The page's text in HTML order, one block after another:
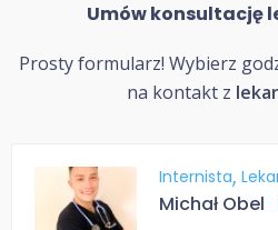
Umów konsultację
Prosty formularz! Wybierz
na kontakt z
Internista
Michał Obel